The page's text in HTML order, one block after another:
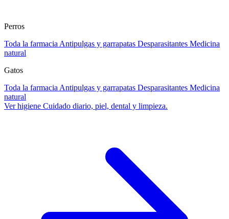
Perros
Toda la farmacia Antipulgas y garrapatas Desparasitantes Medicina
natural
Gatos
Toda la farmacia Antipulgas y garrapatas Desparasitantes Medicina
natural
Ver higiene Cuidado diario, piel, dental y limpieza.